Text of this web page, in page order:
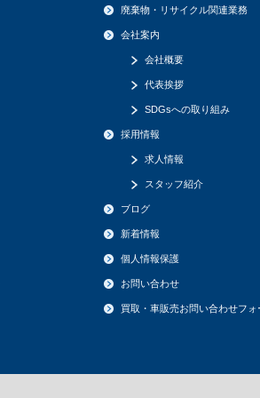
廃棄物・リサイクル関連業務
会社案内
会社概要
代表挨拶
SDGsへの取り組み
採用情報
求人情報
スタッフ紹介
ブログ
新着情報
個人情報保護
お問い合わせ
買取・車販売お問い合わせフォ